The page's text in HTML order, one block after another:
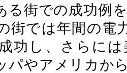
る街での成功例
街では年間の電
功し、さらに
パやアメリカか